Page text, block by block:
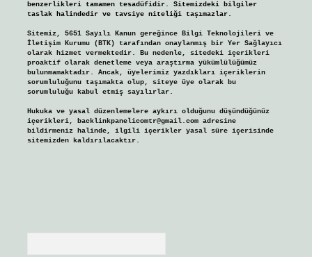
benzerlikleri tamamen tesadüfidir. Sitemizdeki bilgiler
taslak halindedir ve tavsiye niteliği taşımazlar.
Sitemiz, 5651 Sayılı Kanun gereğince Bilgi Teknolojileri ve
İletişim Kurumu (BTK) tarafından onaylanmış bir Yer Sağlayıcı
olarak hizmet vermektedir. Bu nedenle, sitedeki içerikleri
proaktif olarak denetleme veya araştırma yükümlülüğümüz
bulunmamaktadır. Ancak, üyelerimiz yazdıkları içeriklerin
sorumluluğunu taşımakta olup, siteye üye olarak bu
sorumluluğu kabul etmiş sayılırlar.
Hukuka ve yasal düzenlemelere aykırı olduğunu düşündüğünüz
içerikleri, backlinkpanelicomtr@gmail.comadresine
bildirmeniz halinde, ilgili içerikler yasal süre içerisinde
sitemizden kaldırılacaktır.